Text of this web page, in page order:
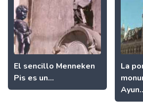
El sencillo Menneken
Pis es un...
La